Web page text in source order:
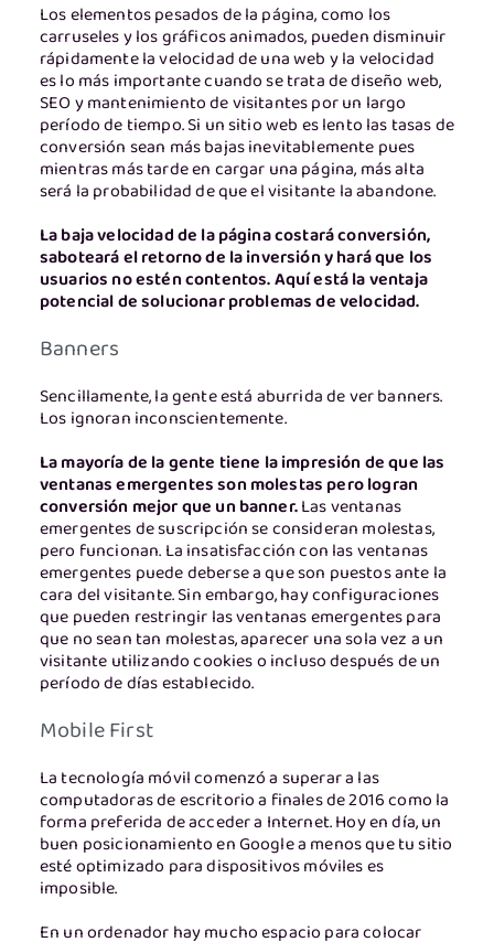
Los elementos pesados de la página, como los
carruseles y los gráficos animados, pueden disminuir
rápidamente la velocidad de una web y la velocidad
es lo más importante cuando se trata de diseño web,
SEO y mantenimiento de visitantes por un largo
período de tiempo. Si un sitio web es lento las tasas de
conversión sean más bajas inevitablemente pues
mientras más tarde en cargar una página, más alta
será la probabilidad de que el visitante la abandone.
La baja velocidad de la página costará conversión,
saboteará el retorno de la inversión y hará que los
usuarios no estén contentos. Aquí está la ventaja
potencial de solucionar problemas de velocidad.
Banners
Sencillamente, la gente está aburrida de ver banners.
Los ignoran inconscientemente.
La mayoría de la gente tiene la impresión de que las
ventanas emergentes son molestas pero logran
conversión mejor que un banner.Las ventanas
emergentes de suscripción se consideran molestas,
pero funcionan. La insatisfacción con las ventanas
emergentes puede deberse a que son puestos ante la
cara del visitante. Sin embargo, hay configuraciones
que pueden restringir las ventanas emergentes para
que no sean tan molestas, aparecer una sola vez a un
visitante utilizando cookies o incluso después de un
período de días establecido.
Mobile First
La tecnología móvil comenzó a superar a las
computadoras de escritorio a finales de 2016 como la
forma preferida de acceder a Internet. Hoy en día, un
buen posicionamiento en Google a menos que tu sitio
esté optimizado para dispositivos móviles es
imposible.
En un ordenador hay mucho espacio para colocar